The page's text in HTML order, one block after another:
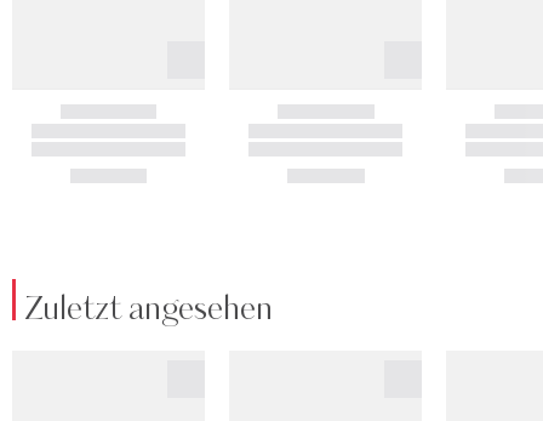
Zuletzt angesehen